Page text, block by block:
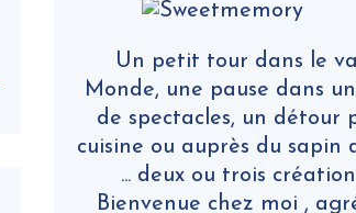
Un petit tour dans le
Monde, une pause dans
de spectacles, un détour
cuisine ou auprès du sapin
... deux ou trois
Bienvenue chez moi ,